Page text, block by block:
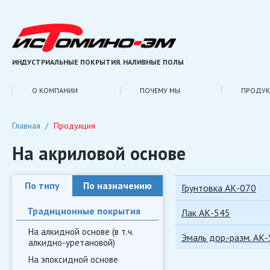
ИНДУСТРИАЛЬНЫЕ ПОКРЫТИЯ. НАЛИВНЫЕ ПОЛЫ
О КОМПАНИИ ПОЧЕМУ МЫ
Главная Продукция
На акриловой основе
Грунтовка АК-070
Лак АК-545
Эмаль дор.-разм.
По типу По назначению
Традиционные покрытия
На алкидной основе (в т.ч.
алкидно-уретановой)
На эпоксидной основе